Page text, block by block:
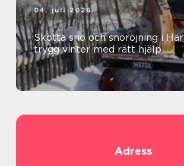
04. juli 2026
Skotta snö och snöröjning i
trygg vinter med rätt hjälp
Adress